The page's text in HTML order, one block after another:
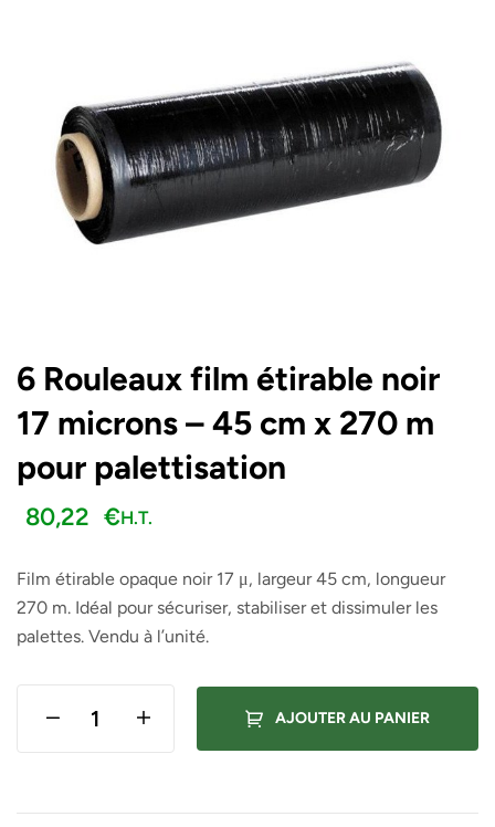
6 Rouleaux film étirable noir
17 microns – 45 cm x 270 m
pour palettisation
80,22 €H.T.
Film étirable opaque noir 17 μ, largeur 45 cm, longueur
270 m. Idéal pour sécuriser, stabiliser et dissimuler les
palettes. Vendu à l’unité.
AJOUTER AU PANIER